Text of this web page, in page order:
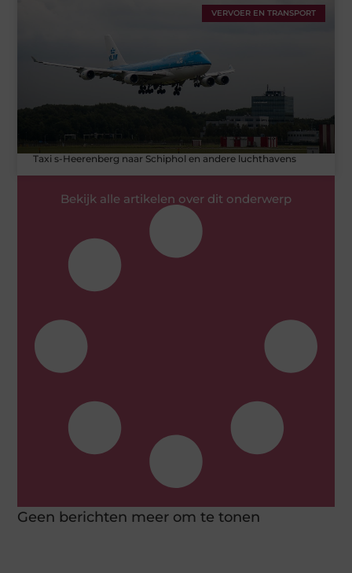
VERVOER EN TRANSPORT
Taxi s-Heerenberg naar Schiphol en andere luchthavens
Bekijk alle artikelen over dit onderwerp
Geen berichten meer om te tonen